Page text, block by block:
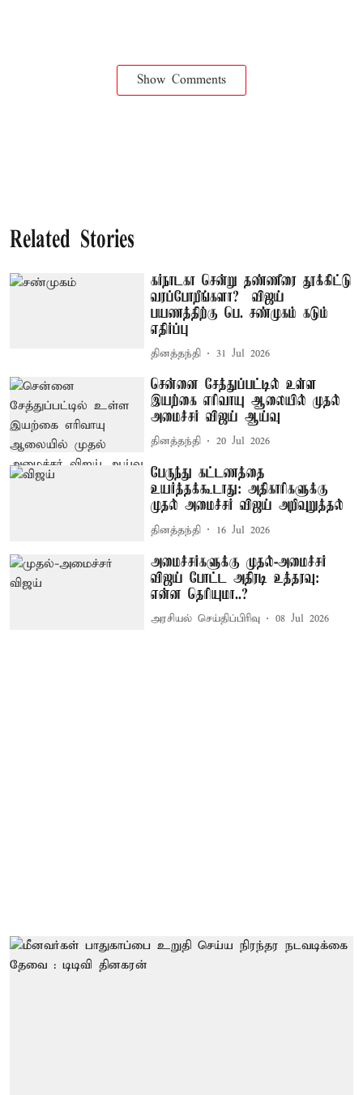
Show Comments
Related Stories
கர்நாடகா சென்று தண்ணீரை தூக்கிட்டு
வரப்போறீங்களா? – விஜய்
பயணத்திற்கு பெ. சண்முகம் கடும்
எதிர்ப்பு
தினத்தந்தி 31 Jul 2026
சென்னை சேத்துப்பட்டில் உள்ள
இயற்கை எரிவாயு ஆலையில் முதல்
அமைச்சர் விஜய் ஆய்வு
தினத்தந்தி 20 Jul 2026
பேருந்து கட்டணத்தை
உயர்த்தக்கூடாது: அதிகாரிகளுக்கு
முதல் அமைச்சர் விஜய் அறிவுறுத்தல்
தினத்தந்தி 16 Jul 2026
அமைச்சர்களுக்கு முதல்-அமைச்சர்
விஜய் போட்ட அதிரடி உத்தரவு:
என்ன தெரியுமா..?
அரசியல் செய்திப்பிரிவு 08 Jul 2026